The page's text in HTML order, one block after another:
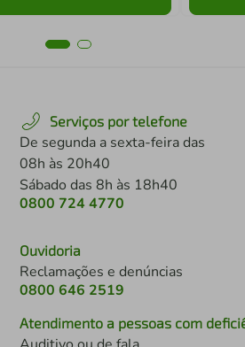
Serviços por telefone
De segunda a sexta-feira das
08h às 20h40
Sábado das 8h às 18h40
0800 724 4770
Ouvidoria
Reclamações e denúncias
0800 646 2519
Atendimento a pessoas com